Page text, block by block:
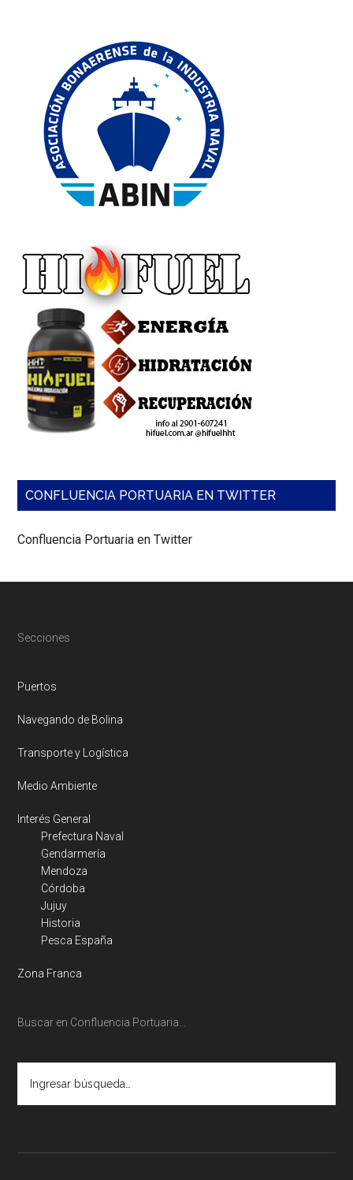
CONFLUENCIA PORTUARIA EN TWITTER
Confluencia Portuaria en Twitter
Footer
Secciones
Puertos
Navegando de Bolina
Transporte y Logística
Medio Ambiente
Interés General
Prefectura Naval
Gendarmería
Mendoza
Córdoba
Jujuy
Historia
Pesca España
Zona Franca
Buscar en Confluencia Portuaria…
búsqueda…